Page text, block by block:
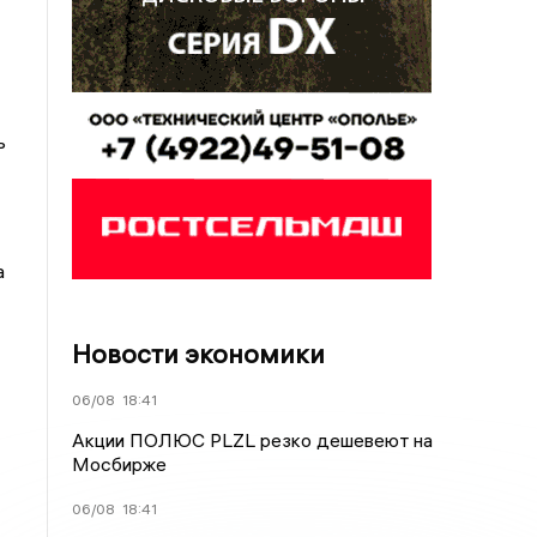
Новости экономики
06/08 18:41
Акции ПОЛЮС PLZL резко дешевеют на
Мосбирже
06/08 18:41